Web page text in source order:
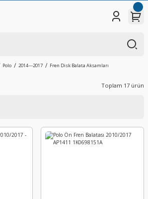
Polo 2014---2017 Fren Disk Balata Aksamları
Toplam 17 ürün